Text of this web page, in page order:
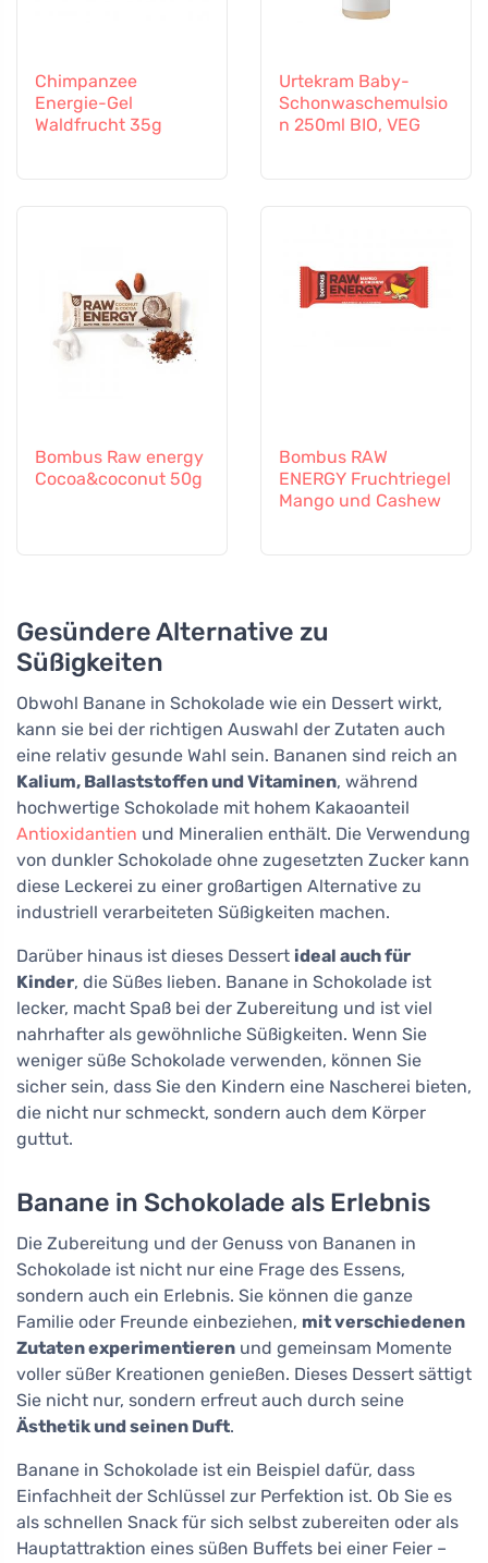
Chimpanzee
Energie-Gel
Waldfrucht 35g
Urtekram Baby-
Schonwaschemulsio
n 250ml BIO, VEG
Bombus Raw energy
Cocoa&coconut 50g
Bombus RAW
ENERGY Fruchtriegel
Mango und Cashew
Gesündere Alternative zu
Süßigkeiten
Obwohl Banane in Schokolade wie ein Dessert wirkt,
kann sie bei der richtigen Auswahl der Zutaten auch
eine relativ gesunde Wahl sein. Bananen sind reich an
Kalium, Ballaststoffen und Vitaminen, während
hochwertige Schokolade mit hohem Kakaoanteil
Antioxidantien und Mineralien enthält. Die Verwendung
von dunkler Schokolade ohne zugesetzten Zucker kann
diese Leckerei zu einer großartigen Alternative zu
industriell verarbeiteten Süßigkeiten machen.
Darüber hinaus ist dieses Dessert ideal auch für
Kinder, die Süßes lieben. Banane in Schokolade ist
lecker, macht Spaß bei der Zubereitung und ist viel
nahrhafter als gewöhnliche Süßigkeiten. Wenn Sie
weniger süße Schokolade verwenden, können Sie
sicher sein, dass Sie den Kindern eine Nascherei bieten,
die nicht nur schmeckt, sondern auch dem Körper
guttut.
Banane in Schokolade als Erlebnis
Die Zubereitung und der Genuss von Bananen in
Schokolade ist nicht nur eine Frage des Essens,
sondern auch ein Erlebnis. Sie können die ganze
Familie oder Freunde einbeziehen, mit verschiedenen
Zutaten experimentieren und gemeinsam Momente
voller süßer Kreationen genießen. Dieses Dessert sättigt
Sie nicht nur, sondern erfreut auch durch seine
Ästhetik und seinen Duft.
Banane in Schokolade ist ein Beispiel dafür, dass
Einfachheit der Schlüssel zur Perfektion ist. Ob Sie es
als schnellen Snack für sich selbst zubereiten oder als
Hauptattraktion eines süßen Buffets bei einer Feier –